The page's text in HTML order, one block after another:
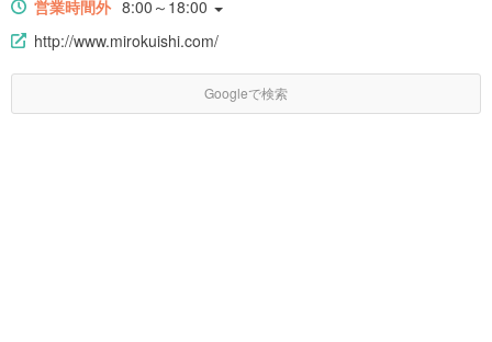
営業時間外 8:00～18:00
http://www.mirokuishi.com/
Googleで検索